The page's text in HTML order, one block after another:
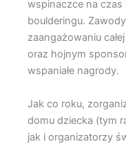
wspinaczce na czas
boulderingu.
zaangażowaniu
oraz hojnym
wspaniałe nagrody.
Jak co roku,
domu dziecka (tym
jak i organizatorzy